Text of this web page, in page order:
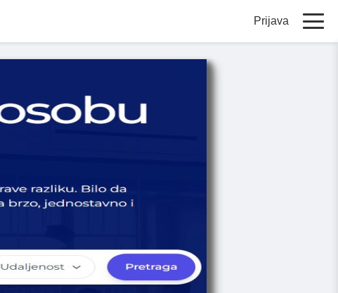
Prijava